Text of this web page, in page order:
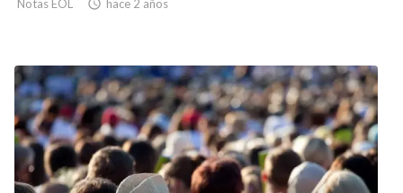
Notas EOL  hace 2 años